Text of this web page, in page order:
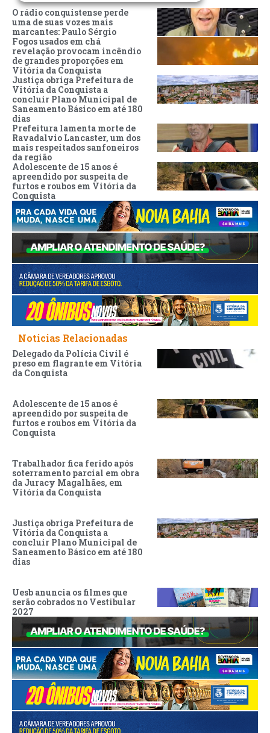
O rádio conquistense perde
uma de suas vozes mais
marcantes: Paulo Sérgio
Fogos usados em chá
revelação provocam incêndio
de grandes proporções em
Vitória da Conquista
Justiça obriga Prefeitura de
Vitória da Conquista a
concluir Plano Municipal de
Saneamento Básico em até 180
dias
Prefeitura lamenta morte de
Ravadalvio Lancaster, um dos
mais respeitados sanfoneiros
da região
Adolescente de 15 anos é
apreendido por suspeita de
furtos e roubos em Vitória da
Conquista
Noticias Relacionadas
Delegado da Polícia Civil é
preso em flagrante em Vitória
da Conquista
Adolescente de 15 anos é
apreendido por suspeita de
furtos e roubos em Vitória da
Conquista
Trabalhador fica ferido após
soterramento parcial em obra
da Juracy Magalhães, em
Vitória da Conquista
Justiça obriga Prefeitura de
Vitória da Conquista a
concluir Plano Municipal de
Saneamento Básico em até 180
dias
Uesb anuncia os filmes que
serão cobrados no Vestibular
2027